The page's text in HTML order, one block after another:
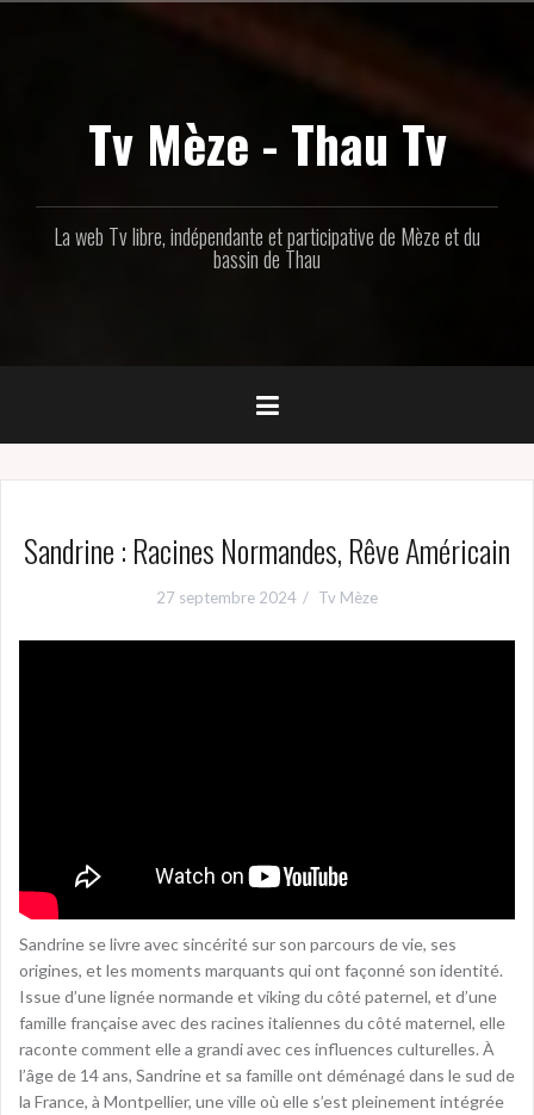
Tv Mèze - Thau Tv
La web Tv libre, indépendante et participative de Mèze et du
bassin de Thau
Sandrine : Racines Normandes, Rêve Américain
27 septembre 2024 Tv Mèze
Sandrine se livre avec sincérité sur son parcours de vie, ses
origines, et les moments marquants qui ont façonné son identité.
Issue d’une lignée normande et viking du côté paternel, et d’une
famille française avec des racines italiennes du côté maternel, elle
raconte comment elle a grandi avec ces influences culturelles. À
l’âge de 14 ans, Sandrine et sa famille ont déménagé dans le sud de
la France, à Montpellier, une ville où elle s’est pleinement intégrée